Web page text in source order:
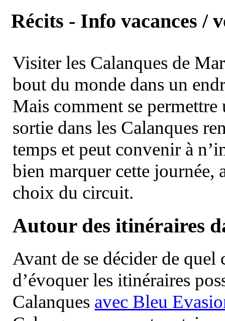
Récits - Info vacances /
Visiter les Calanques de
bout du monde dans un
Mais comment se permettre
sortie dans les Calanques
temps et peut convenir à
bien marquer cette journée,
choix du circuit.
Autour des itinéraires
Avant de se décider de
d’évoquer les itinéraires
Calanques avec Bleu